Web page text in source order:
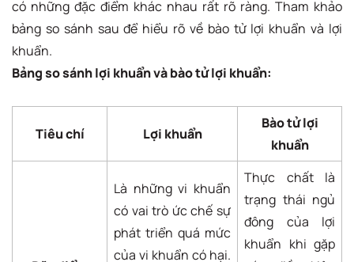
có những đặc điểm khác nhau rất rõ ràng. Tham khảo
bảng so sánh sau để hiểu rõ về bào tử lợi khuẩn và lợi
khuẩn.
Bảng so sánh lợi khuẩn và bào tử lợi khuẩn:
Tiêu chí Lợi khuẩn
Bào tử lợi
khuẩn
Là những vi khuẩn
có vai trò ức chế sự
phát triển quá mức
của vi khuẩn có hại.
Thực chất là
trạng thái ngủ
đông của lợi
khuẩn khi gặp